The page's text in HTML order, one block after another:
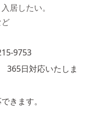
居したい。
9753
365日対応いたしま
きます。